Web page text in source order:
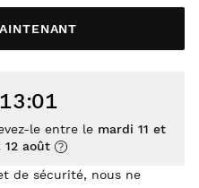
de sécurité, nous ne
13:00
le entre le mardi 11 et
12 août